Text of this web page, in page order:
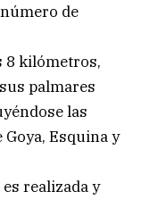
de
8 kilómetros,
palmares
las
Esquina y
realizada y